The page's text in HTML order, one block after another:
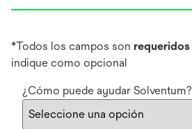
*Todos los campos son requeridos
indique como opcional
¿Cómo puede ayudar Solventum?